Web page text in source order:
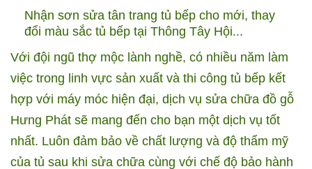
Nhận sơn sửa tân trang tủ bếp cho mới, thay
đổi màu sắc tủ bếp tại Thông Tây Hội...
Với đội ngũ thợ mộc lành nghề, có nhiều năm làm
việc trong linh vực sản xuất và thi công tủ bếp kết
hợp với máy móc hiện đại, dịch vụ sửa chữa đồ gỗ
Hưng Phát sẽ mang đến cho bạn một dịch vụ tốt
nhất. Luôn đảm bảo về chất lượng và độ thẩm mỹ
của tủ sau khi sửa chữa cùng với chế độ bảo hành